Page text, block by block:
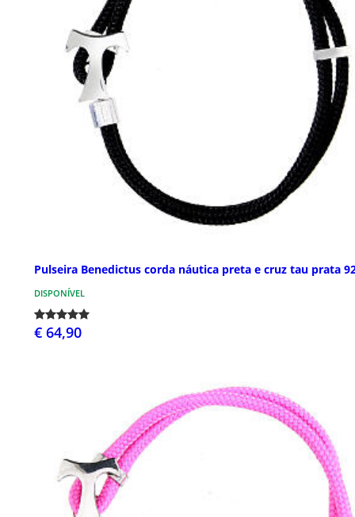
Pulseira Benedictus corda náutica preta e cruz tau prata
DISPONÍVEL
€ 64,90